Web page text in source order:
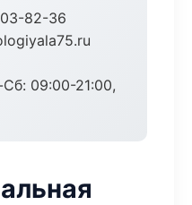
82-36
09:00-21:00,